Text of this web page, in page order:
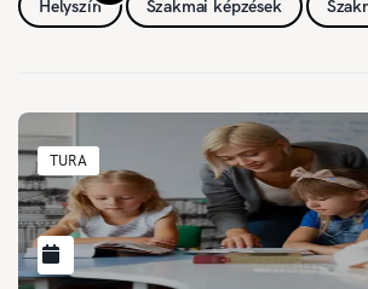
Helyszín Szakmai képzések
TURA